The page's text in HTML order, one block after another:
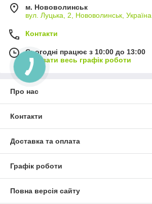
м. Нововолинськ
вул. Луцька, 2, Нововолинськ, Україна
Контакти
Сьогодні працює з 10:00 до 13:00
Показати весь графік роботи
Про нас
Контакти
Доставка та оплата
Графік роботи
Повна версія сайту